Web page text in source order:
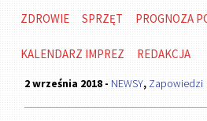
ZDROWIE SPRZĘT PROGNOZA
KALENDARZ IMPREZ REDAKCJA
2 września 2018 - NEWSY, Zapowiedzi